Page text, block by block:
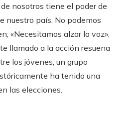
nosotros tiene el poder de
nuestro país. No podemos
«Necesitamos alzar la voz»,
llamado a la acción resuena
los jóvenes, un grupo
ha tenido una
las elecciones.